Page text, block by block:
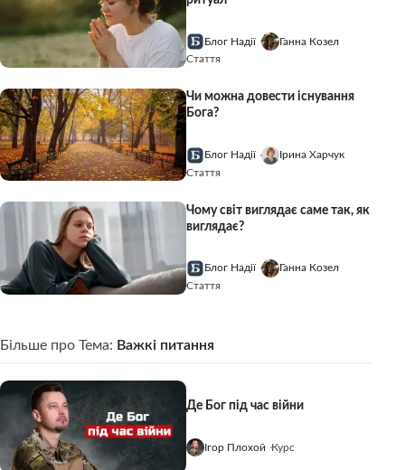
Блог Надії
Ганна Козел
Стаття
Чи можна довести існування
Бога?
Блог Надії
Ірина Харчук
Стаття
Чому світ виглядає саме так, як
виглядає?
Блог Надії
Ганна Козел
Стаття
Більше про Тема: Важкі питання
Де Бог під час війни
Ігор Плохой Курс